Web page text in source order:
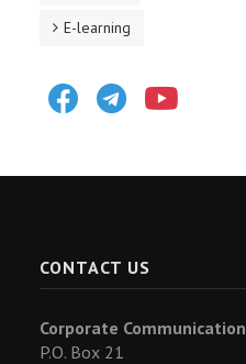
E-learning
FacebookTelegram
CONTACT US
Corporate Communication
P.O. Box 21